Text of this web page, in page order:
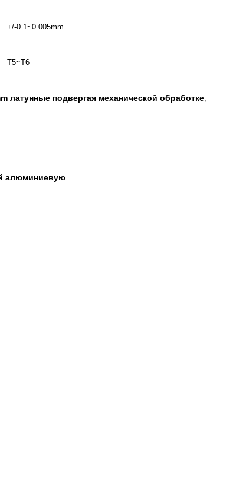
+/-0.1~0.005mm
T5~T6
латунные подвергая механической обработке,
алюминиевую